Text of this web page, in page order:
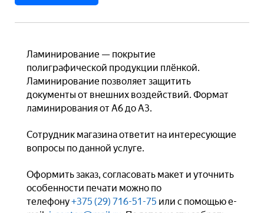
Ламинирование — покрытие
полиграфической продукции плёнкой.
Ламинирование позволяет защитить
документы от внешних воздействий. Формат
ламинирования от А6 до А3.
Сотрудник магазина ответит на интересующие
вопросы по данной услуге.
Оформить заказ, согласовать макет и уточнить
особенности печати можно по
телефону+375 (29) 716-51-75 или с помощью e-